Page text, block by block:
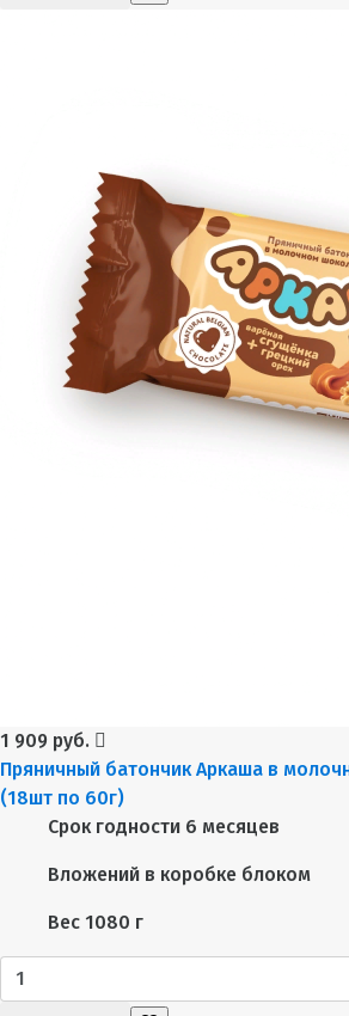
1 909 руб.
Пряничный батончик Аркаша в
(18шт по 60г)
Срок годности 6 месяцев
Вложений в коробке блоком
Вес 1080 г